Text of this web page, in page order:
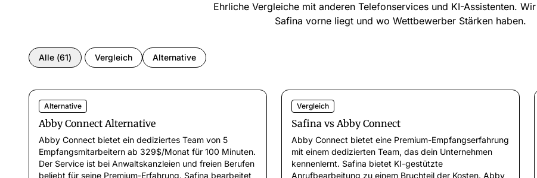
Alle Branchen anzeigen
Ehrliche Vergleiche mit anderen Telefonservices und KI-Assistenten.
Safina vorne liegt und wo Wettbewerber Stärken haben.
Alle (61) Vergleich Alternative
Alternative
Abby Connect Alternative
Abby Connect bietet ein dediziertes Team von 5
Empfangsmitarbeitern ab 329$/Monat für 100 Minuten.
Der Service ist bei Anwaltskanzleien und freien Berufen
beliebt für seine Premium-Erfahrung. Safina bearbeitet
Vergleich
Safina vs Abby Connect
Abby Connect bietet eine Premium-Empfangserfahrung
mit einem dedizierten Team, das dein Unternehmen
kennenlernt. Safina bietet KI-gestützte
Anrufbearbeitung zu einem Bruchteil der Kosten. Abby